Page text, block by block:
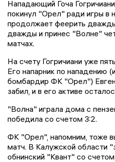
Нападающий Гоча
покинул "Орел" ради игры в
продолжает феерить
дважды и принес "Волне"
матчах.
На счету Гогричиани уже
Его напарник по нападению
бомбардир ФК "Орел")
забил, и в его активе
"Волна" играла дома с
победила со счетом 3:2.
ФК "Орел", напомним, тоже
матч. В Калужской области
обнинский "Квант" со счетом